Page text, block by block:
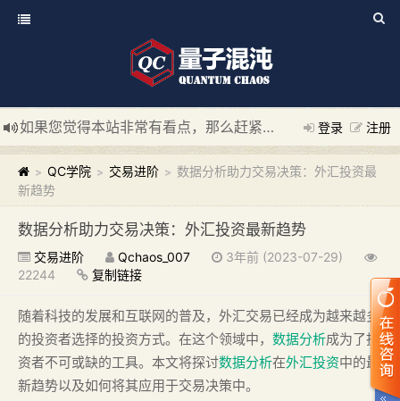
登录 注册
如果您觉得本站非常有看点，那么赶紧使用Ctrl+D 收藏我们吧
新添加量子混沌系统板块，欢迎大家访问！
---“量子混沌系
> QC学院 > 交易进阶 > 数据分析助力交易决策：外汇投资最
新趋势
数据分析助力交易决策：外汇投资最新趋势
交易进阶 Qchaos_007
3年前 (2023-07-29)
22244
复制链接
随着科技的发展和互联网的普及，外汇交易已经成为越来越多
的投资者选择的投资方式。在这个领域中， 数据分析成为了投
资者不可或缺的工具。本文将探讨数据分析在外汇投资中的最
新趋势以及如何将其应用于交易决策中。